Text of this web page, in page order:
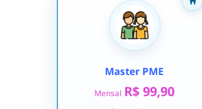
Master PME
Mensal R$ 99,90